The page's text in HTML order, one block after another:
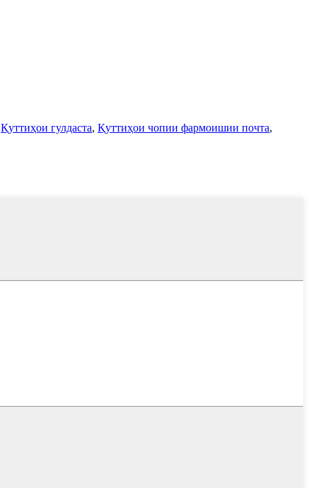
Қуттиҳои гулдаста, Қуттиҳои чопии фармоишии почта,